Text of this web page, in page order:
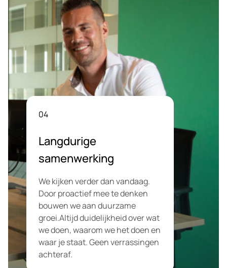
04
Langdurige
samenwerking
We kijken verder dan vandaag.
Door proactief mee te denken
bouwen we aan duurzame
groei.Altijd duidelijkheid over wat
we doen, waarom we het doen en
waar je staat. Geen verrassingen
achteraf.